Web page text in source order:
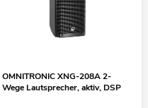
OMNITRONIC XNG-208A 2-
Wege Lautsprecher, aktiv, DSP